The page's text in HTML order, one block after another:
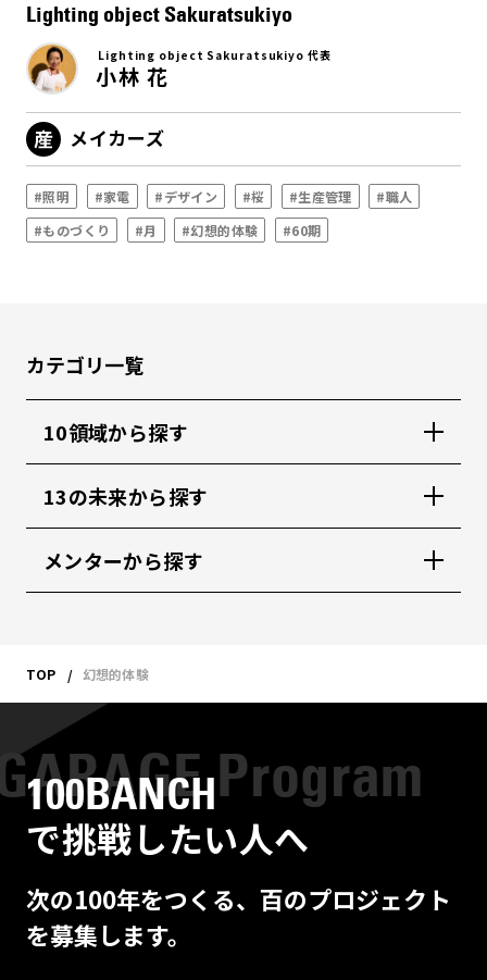
Lighting object Sakuratsukiyo
Lighting object Sakuratsukiyo 代表
小林 花
メイカーズ
#照明 #家電 #デザイン #桜 #生産管理
#職人
#ものづくり
#月 #幻想的体験 #60期
カテゴリ一覧
10領域から探す
13の未来から探す
メンターから探す
TOP 幻想的体験
100BANCH
で挑戦したい人へ
次の100年をつくる、百のプロジェクト
を募集します。